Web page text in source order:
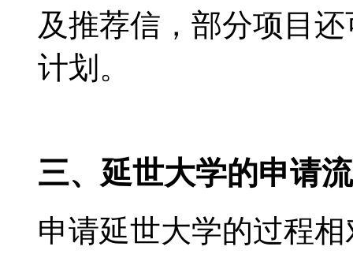
及推荐信，部分项目
计划。
三、延世大学的申请
申请延世大学的过程